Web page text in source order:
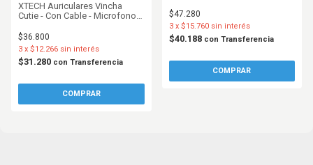
XTECH Auriculares Vincha
Cutie - Con Cable - Microfono -
$36.800
$31.280 con Transferencia
3 x $12.266 sin interés
$47.280
$40.188 con Transferencia
3 x $15.760 sin interés